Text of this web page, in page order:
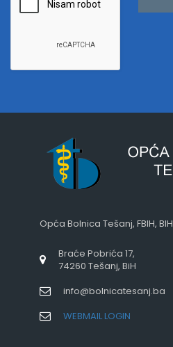
Opća Bolnica Tešanj, FBIH, BIH
Braće Pobrića 17,
74260 Tešanj, BiH
info@bolnicatesanj.ba
WEBMAIL LOGIN